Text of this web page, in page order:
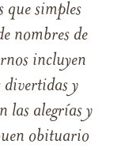
que simples
nombres de
incluyen
divertidas y
las alegrías y
obituario